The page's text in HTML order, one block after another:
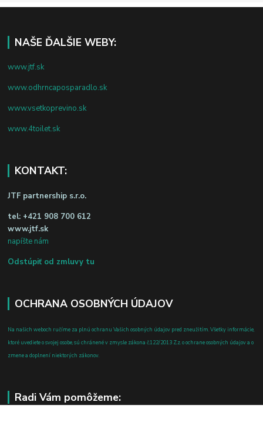
NAŠE ĎALŠIE WEBY:
www.jtf.sk
www.odhrncaposparadlo.sk
www.vsetkoprevino.sk
www.4toilet.sk
KONTAKT:
JTF partnership s.r.o.
tel: +421 908 700 612
www.jtf.sk
napíšte nám
Odstúpiť od zmluvy tu
OCHRANA OSOBNÝCH ÚDAJOV
Na našich weboch ručíme za plnú ochranu Vašich osobných údajov pred zneužitím. Všetky informácie,
ktoré uvediete o svojej osobe, sú chránené v zmysle zákona č.122/2013 Z.z. o ochrane osobných údajov a o
zmene a doplnení niektorých zákonov.
Radi Vám pomôžeme: